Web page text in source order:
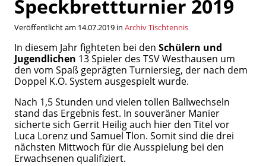
Speckbrettturnier 2019
Veröffentlicht am 14.07.2019 in Archiv Tischtennis
In diesem Jahr fighteten bei den Schülern und
Jugendlichen 13 Spieler des TSV Westhausen um
den vom Spaß geprägten Turniersieg, der nach dem
Doppel K.O. System ausgespielt wurde.
Nach 1,5 Stunden und vielen tollen Ballwechseln
stand das Ergebnis fest. In souveräner Manier
sicherte sich Gerrit Heilig auch hier den Titel vor
Luca Lorenz und Samuel Tlon. Somit sind die drei
nächsten Mittwoch für die Ausspielung bei den
Erwachsenen qualifiziert.